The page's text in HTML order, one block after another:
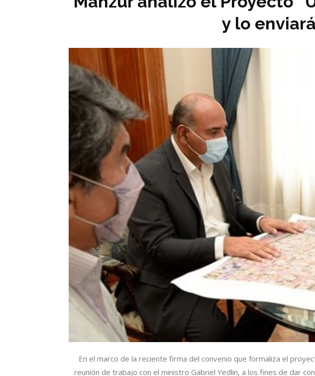
y lo
En el marco de la reciente firma del convenio que formaliza el
reunión de trabajo con el ministro Gabriel Yedlin, a los fines de dar